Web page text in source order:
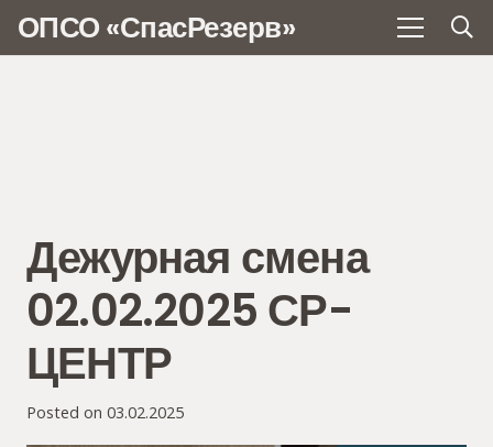
ОПСО «СпасРезерв»
Дежурная смена
02.02.2025 СР-
ЦЕНТР
Posted on 03.02.2025